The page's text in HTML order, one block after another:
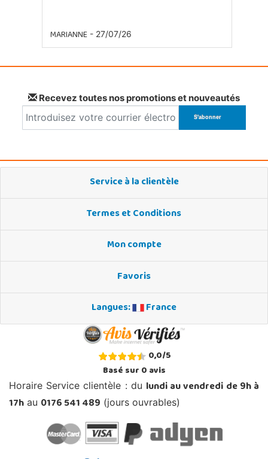
MARIANNE- 27/07/26
Recevez toutes nos promotions et nouveautés
Service à la clientèle
Termes et Conditions
Mon compte
Favoris
Langues:
France
0,0/5
Basé sur0avis
Horaire Service clientèle : du lundi au vendredi de 9h à
17h au 0176 541 489 (jours ouvrables)